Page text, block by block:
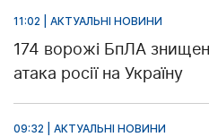
11:02 | АКТУАЛЬНІ НОВИНИ
174 ворожі БпЛА
атака росії на Україну
09:32 | АКТУАЛЬНІ НОВИНИ